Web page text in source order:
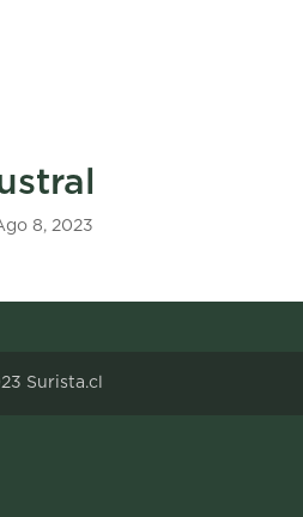
8, 2023
Surista.cl